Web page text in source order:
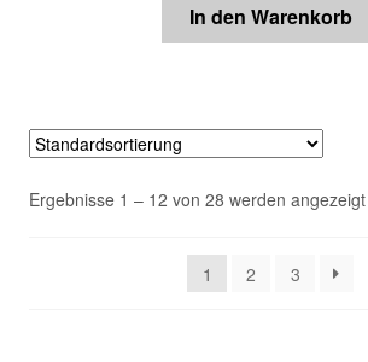
In den Warenkorb
Ergebnisse 1 – 12 von 28 werden angezeigt
1 2 3